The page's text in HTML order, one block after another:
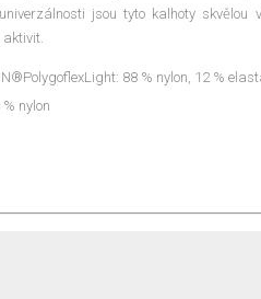
jsou tyto kalhoty skvělou
aktivit.
88 % nylon, 12 %
% nylon